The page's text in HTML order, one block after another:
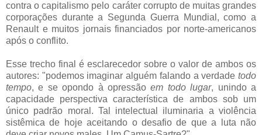
contra o capitalismo pelo caráter corrupto de muitas grandes
corporações durante a Segunda Guerra Mundial, como a
Renault e muitos jornais financiados por norte-americanos
após o conflito.
Esse trecho final é esclarecedor sobre o valor de ambos os
autores: "podemos imaginar alguém falando a verdade todo
tempo, e se opondo à opressãoem todo lugar, unindo a
capacidade perspectiva característica de ambos sob um
único padrão moral. Tal intelectual iluminaria a violência
sistêmica de hoje aceitando o desafio de que a luta não